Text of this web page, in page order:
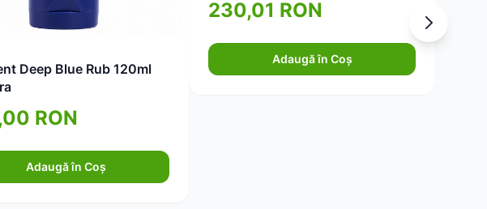
Deep Blue Rub 120ml
RON
Adaugă în Coș
230,01 RON
Adaugă în Coș